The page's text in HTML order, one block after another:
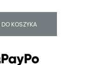
KOSZYKA